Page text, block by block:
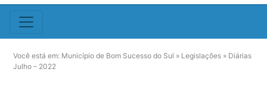
Você está em: Município de Bom Sucesso do Sul » Legislações » Diárias
Julho – 2022